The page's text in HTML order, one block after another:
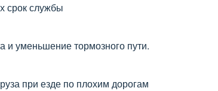
срок службы
и уменьшение тормозного пути.
при езде по плохим дорогам